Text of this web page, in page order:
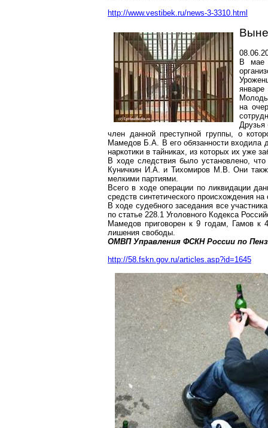
http://www.vestibek.ru/news-3-3310.html
В мае
январе
на
член данной преступной группы, о
Мамедов Б.А. В его обязанности входила
наркотики в тайниках, из которых их уже
В ходе следствия было установлено,
Куничкин И.А. и Тихомиров М.В. Они
мелкими партиями.
Всего в ходе операции по ликвидации
средств синтетического происхождения
В ходе судебного заседания все
по статье 228.1 Уголовного Кодекса
Мамедов приговорен к 9 годам, Гамов к
лишения свободы.
ОМВП Управления ФСКН России по
http://58.fskn.gov.ru/articles.asp?id=1645